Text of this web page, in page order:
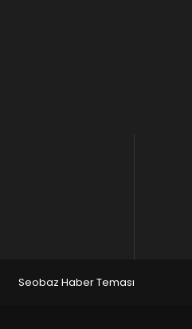
Seobaz Haber Teması